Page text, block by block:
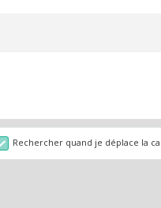
Rechercher quand je déplace la